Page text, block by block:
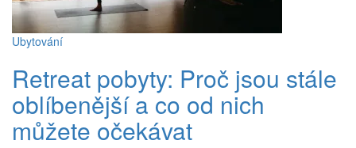
Ubytování
Retreat pobyty: Proč jsou stále
oblíbenější a co od nich
můžete očekávat